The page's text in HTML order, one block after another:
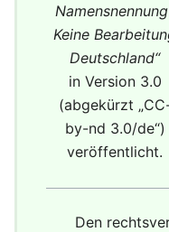
Keine
Deutschland“
in Version 3.0
(abgekürzt „
by-nd 3.0/de“)
veröffentlicht.
Den